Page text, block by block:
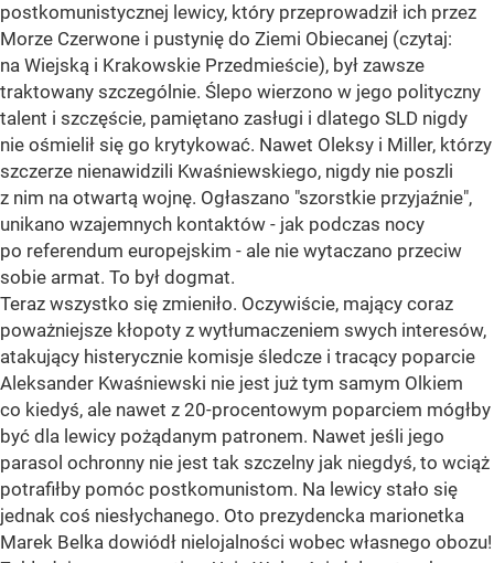
postkomunistycznej lewicy, który przeprowadził ich przez
Morze Czerwone i pustynię do Ziemi Obiecanej (czytaj:
na Wiejską i Krakowskie Przedmieście), był zawsze
traktowany szczególnie. Ślepo wierzono w jego polityczny
talent i szczęście, pamiętano zasługi i dlatego SLD nigdy
nie ośmielił się go krytykować. Nawet Oleksy i Miller, którzy
szczerze nienawidzili Kwaśniewskiego, nigdy nie poszli
z nim na otwartą wojnę. Ogłaszano "szorstkie przyjaźnie",
unikano wzajemnych kontaktów - jak podczas nocy
po referendum europejskim - ale nie wytaczano przeciw
sobie armat. To był dogmat.
Teraz wszystko się zmieniło. Oczywiście, mający coraz
poważniejsze kłopoty z wytłumaczeniem swych interesów,
atakujący histerycznie komisje śledcze i tracący poparcie
Aleksander Kwaśniewski nie jest już tym samym Olkiem
co kiedyś, ale nawet z 20-procentowym poparciem mógłby
być dla lewicy pożądanym patronem. Nawet jeśli jego
parasol ochronny nie jest tak szczelny jak niegdyś, to wciąż
potrafiłby pomóc postkomunistom. Na lewicy stało się
jednak coś niesłychanego. Oto prezydencka marionetka
Marek Belka dowiódł nielojalności wobec własnego obozu!